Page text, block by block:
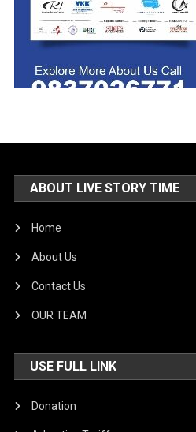
ABOUT LIVE STORY TIME
Home
About Us
Contact Us
OUR TEAM
USE FULL LINK
Donation